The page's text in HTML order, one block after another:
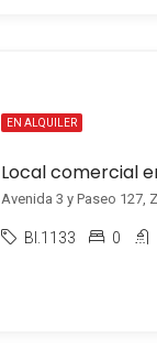
EN ALQUILER
Avenida 3 y Paseo 127,
BI.1133 0